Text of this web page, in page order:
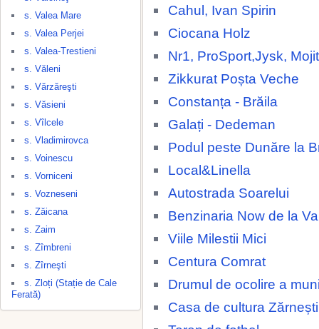
s. Valea Mare
s. Valea Perjei
s. Valea-Trestieni
s. Văleni
s. Vărzăreşti
s. Văsieni
s. Vîlcele
s. Vladimirovca
s. Voinescu
s. Vorniceni
s. Vozneseni
s. Zăicana
s. Zaim
s. Zîmbreni
s. Zîrneşti
s. Zloți (Stație de Cale
Ferată)
Cahul, Ivan Spirin
Ciocana Holz
Nr1, ProSport,Jysk,
Zikkurat Poșta Veche
Constanța - Brăila
Galați - Dedeman
Podul peste Dunăre la
Local&Linella
Autostrada Soarelui
Benzinaria Now de la
Viile Milestii Mici
Centura Comrat
Drumul de ocolire a
Casa de cultura Zărnești